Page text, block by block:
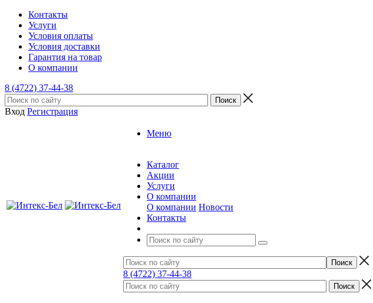
Контакты
Услуги
Условия оплаты
Условия доставки
Гарантия на товар
О компании
8 (4722) 37-44-38
Вход Регистрация
Меню
Каталог
Акции
Услуги
О компании
О компании Новости
Контакты
8 (4722) 37-44-38